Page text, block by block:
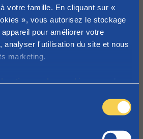
votre famille. En cliquant sur «
», vous autorisez le stockage
pour améliorer votre
analyser l'utilisation du site et nous
marketing.
de